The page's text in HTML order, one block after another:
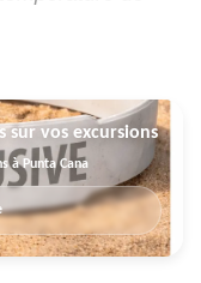
sur vos excursions
à Punta Cana